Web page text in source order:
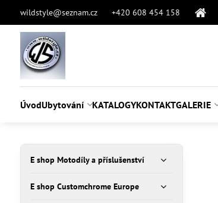
wildstyle@seznam.cz +420 608 454 158
ÚvodUbytování KATALOGYKONTAKTGALERIE
E shop Motodíly a příslušenství
E shop Customchrome Europe